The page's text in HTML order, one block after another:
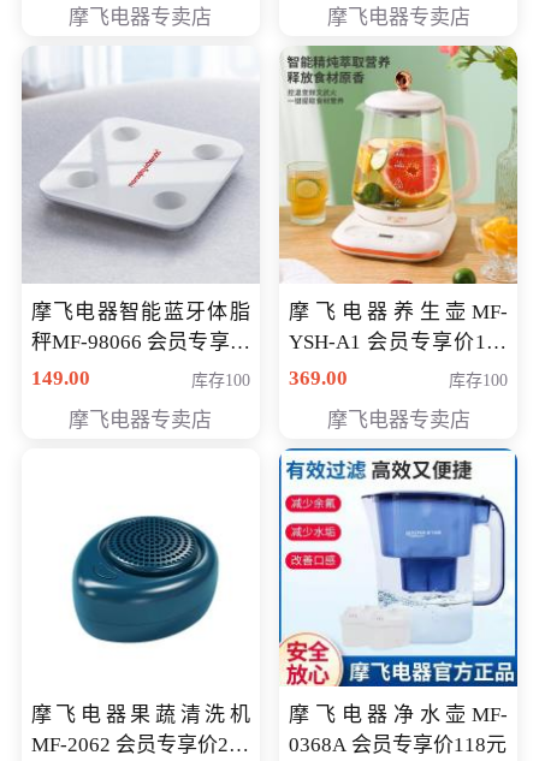
摩飞电器专卖店 摩飞电器专卖店
摩飞电器智能蓝牙体脂
秤MF-98066 会员专享价
98元
149.00 库存100
摩飞电器专卖店
摩飞电器养生壶MF-
YSH-A1 会员专享价198
元
369.00 库存100
摩飞电器专卖店
摩飞电器果蔬清洗机
MF-2062 会员专享价268
摩飞电器净水壶MF-
0368A 会员专享价118元